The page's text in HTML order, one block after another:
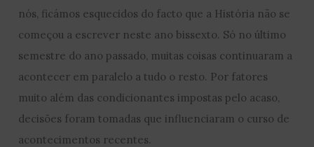
nós, ficámos esquecidos do facto que a História não se
começou a escrever neste ano bissexto. Só no último
semestre do ano passado, muitas coisas continuaram a
acontecer em paralelo a tudo o resto. Por fatores
muito além das condicionantes impostas pelo acaso,
decisões foram tomadas que influenciaram o curso de
acontecimentos recentes.